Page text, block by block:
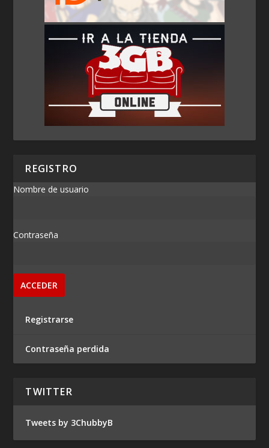
REGISTRO
Nombre de usuario
Contraseña
Registrarse
Contraseña perdida
TWITTER
Tweets by 3ChubbyB